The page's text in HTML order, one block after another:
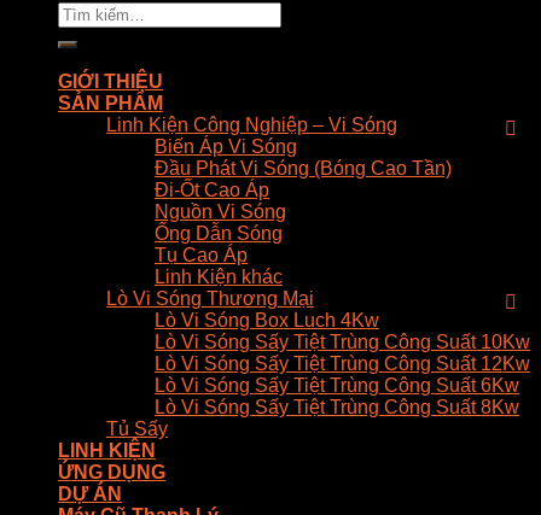
Tìm
kiếm:
GIỚI THIỆU
SẢN PHẨM
Linh Kiện Công Nghiệp – Vi Sóng
Biến Áp Vi Sóng
Đầu Phát Vi Sóng (Bóng Cao Tần)
Đi-Ốt Cao Áp
Nguồn Vi Sóng
Ống Dẫn Sóng
Tụ Cao Áp
Linh Kiện khác
Lò Vi Sóng Thương Mại
Lò Vi Sóng Box Luch 4Kw
Lò Vi Sóng Sấy Tiệt Trùng Công Suất 10Kw
Lò Vi Sóng Sấy Tiệt Trùng Công Suất 12Kw
Lò Vi Sóng Sấy Tiệt Trùng Công Suất 6Kw
Lò Vi Sóng Sấy Tiệt Trùng Công Suất 8Kw
Tủ Sấy
LINH KIỆN
ỨNG DỤNG
DỰ ÁN